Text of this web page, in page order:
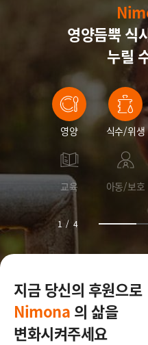
영양듬뿍 식
누릴
영양 식수/위생
교육 아동/보호
1 / 4
지금 당신의 후원으로
Nimona 의 삶을
변화시켜주세요